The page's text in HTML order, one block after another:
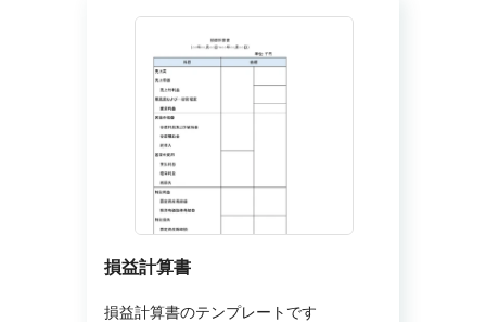
損益計算書
損益計算書のテンプレートです